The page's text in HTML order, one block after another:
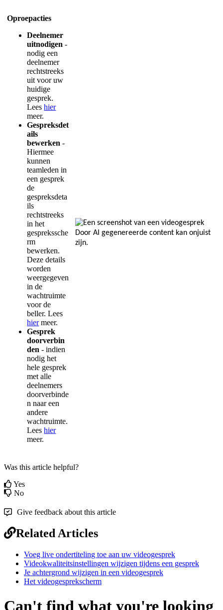
Oproepacties
Deelnemer
uitnodigen -
nodig een
deelnemer
rechtstreeks
uit voor uw
huidige
gesprek.
Lees hier
meer.
Gespreksdet
ails
bewerken -
Hiermee
kunnen
teamleden in
een gesprek
de
gespreksdeta
ils
rechtstreeks
in het
gesprekssche
rm
bewerken.
Deze details
worden
weergegeven
in de
wachtruimte
voor de
beller. Lees
hier meer.
Gesprek
doorverbin
den - indien
nodig het
hele gesprek
met alle
deelnemers
doorverbinde
n naar een
andere
wachtruimte.
Lees hier
meer.
Was this article helpful?
Yes
No
Give feedback about this article
Related Articles
Voeg live ondertiteling toe aan uw videogesprek
Videokwaliteitsinstellingen wijzigen tijdens een gesprek
Je achtergrond wijzigen in een videogesprek
Het videogesprekscherm
Can't find what you're looking